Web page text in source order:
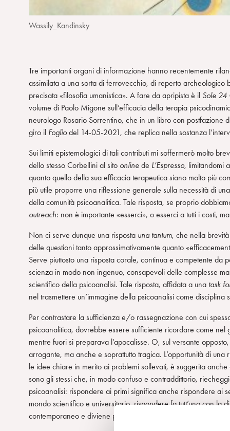
Wassily_Kandinsky
Tre importanti organi di informazione hanno recentemente
assimilata a una sorta di ferrovecchio, di reperto archeologico
precisata «filosofia umanistica». A fare da apripista è il Sole 24
volume di Paolo Migone sull’efficacia della terapia
neurologo Rosario Sorrentino, che in un libro con postfazione
giro il Fogliodel 14-05-2021, che replica nella sostanza
Sui limiti epistemologici di tali contributi mi soffermerò molto
dello stesso Corbellini al sito online de L’Espresso, limitandomi
quanto quello della sua efficacia terapeutica siano molto più
più utile proporre una riflessione generale sulla necessità di
della comunità psicoanalitica. Tale risposta, se proprio
outreach: non è importante «esserci», o esserci a tutti i costi,
Non ci serve dunque una risposta una tantum, che nella
delle questioni tanto approssimativamente quanto
Serve piuttosto una risposta corale, continua e competente
scienza in modo non ingenuo, consapevoli delle complesse
scientifico della psicoanalisi. Tale risposta, affidata a una task
nel trasmettere un’immagine della psicoanalisi come
Per contrastare la sufficienza e/o rassegnazione con cui
psicoanalitica, dovrebbe essere sufficiente ricordare come
mentre fuori si preparava l’apocalisse. O, sul versante
arrogante, ma anche e soprattutto tragica. L’opportunità di
le idee chiare in merito ai problemi sollevati, è suggerita
sono gli stessi che, in modo confuso e contraddittorio,
psicoanalisi: rispondere ai primi significa anche rispondere ai
mondo scientifico e universitario, rispondere fa tutt’uno con la
contemporaneo e diviene pertanto una questione di